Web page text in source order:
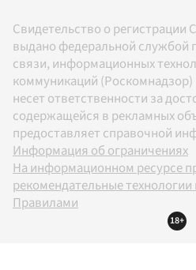
Свидетельство о
выдано федеральной службой
связи, информационных
коммуникаций (Роскомнадзор)
несет ответственности за
содержащейся в рекламных
предоставляет справочной
Информация об ограничениях
На информационном ресурсе
рекомендательные технологии
Правилами
18+